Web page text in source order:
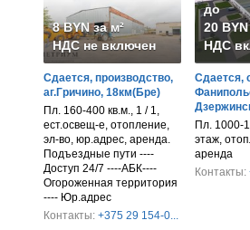
8 BYN за м²
НДС не включен
Сдается, производство,
аг.Гричино, 18км(Бре)
Пл. 160-400 кв.м., 1 / 1,
ест.освещ-е, отопление,
эл-во, юр.адрес, аренда.
Подъездные пути ----
Доступ 24/7 ----АБК----
Огороженная территория
---- Юр.адрес
Контакты: +375 29 154-0...
до
20
НДС
Сдается,
Пл. 1000-
этаж,
аренда
Контакты: